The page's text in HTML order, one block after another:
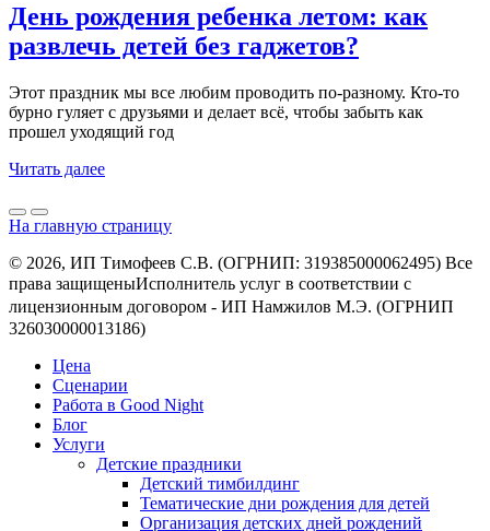
День рождения ребенка летом: как
развлечь детей без гаджетов?
Этот праздник мы все любим проводить по-разному. Кто-то
бурно гуляет с друзьями и делает всё, чтобы забыть как
прошел уходящий год
Читать далее
На главную страницу
© 2026, ИП Тимофеев С.В. (ОГРНИП: 319385000062495) Все
права защищеныㅤㅤㅤㅤㅤㅤㅤㅤㅤㅤИсполнитель услуг в соответствии с
лицензионным договором - ㅤㅤㅤㅤㅤㅤИП Намжилов М.Э. (ОГРНИП
326030000013186)
Цена
Сценарии
Работа в Good Night
Блог
Услуги
Детские праздники
Детский тимбилдинг
Тематические дни рождения для детей
Организация детских дней рождений